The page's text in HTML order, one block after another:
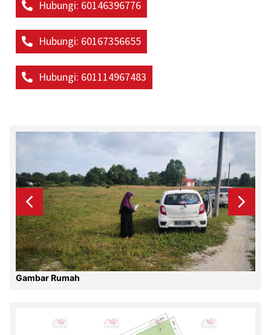
Hubungi: 60146396776
Hubungi: 60167356655
Hubungi: 601114967483
Gambar Rumah